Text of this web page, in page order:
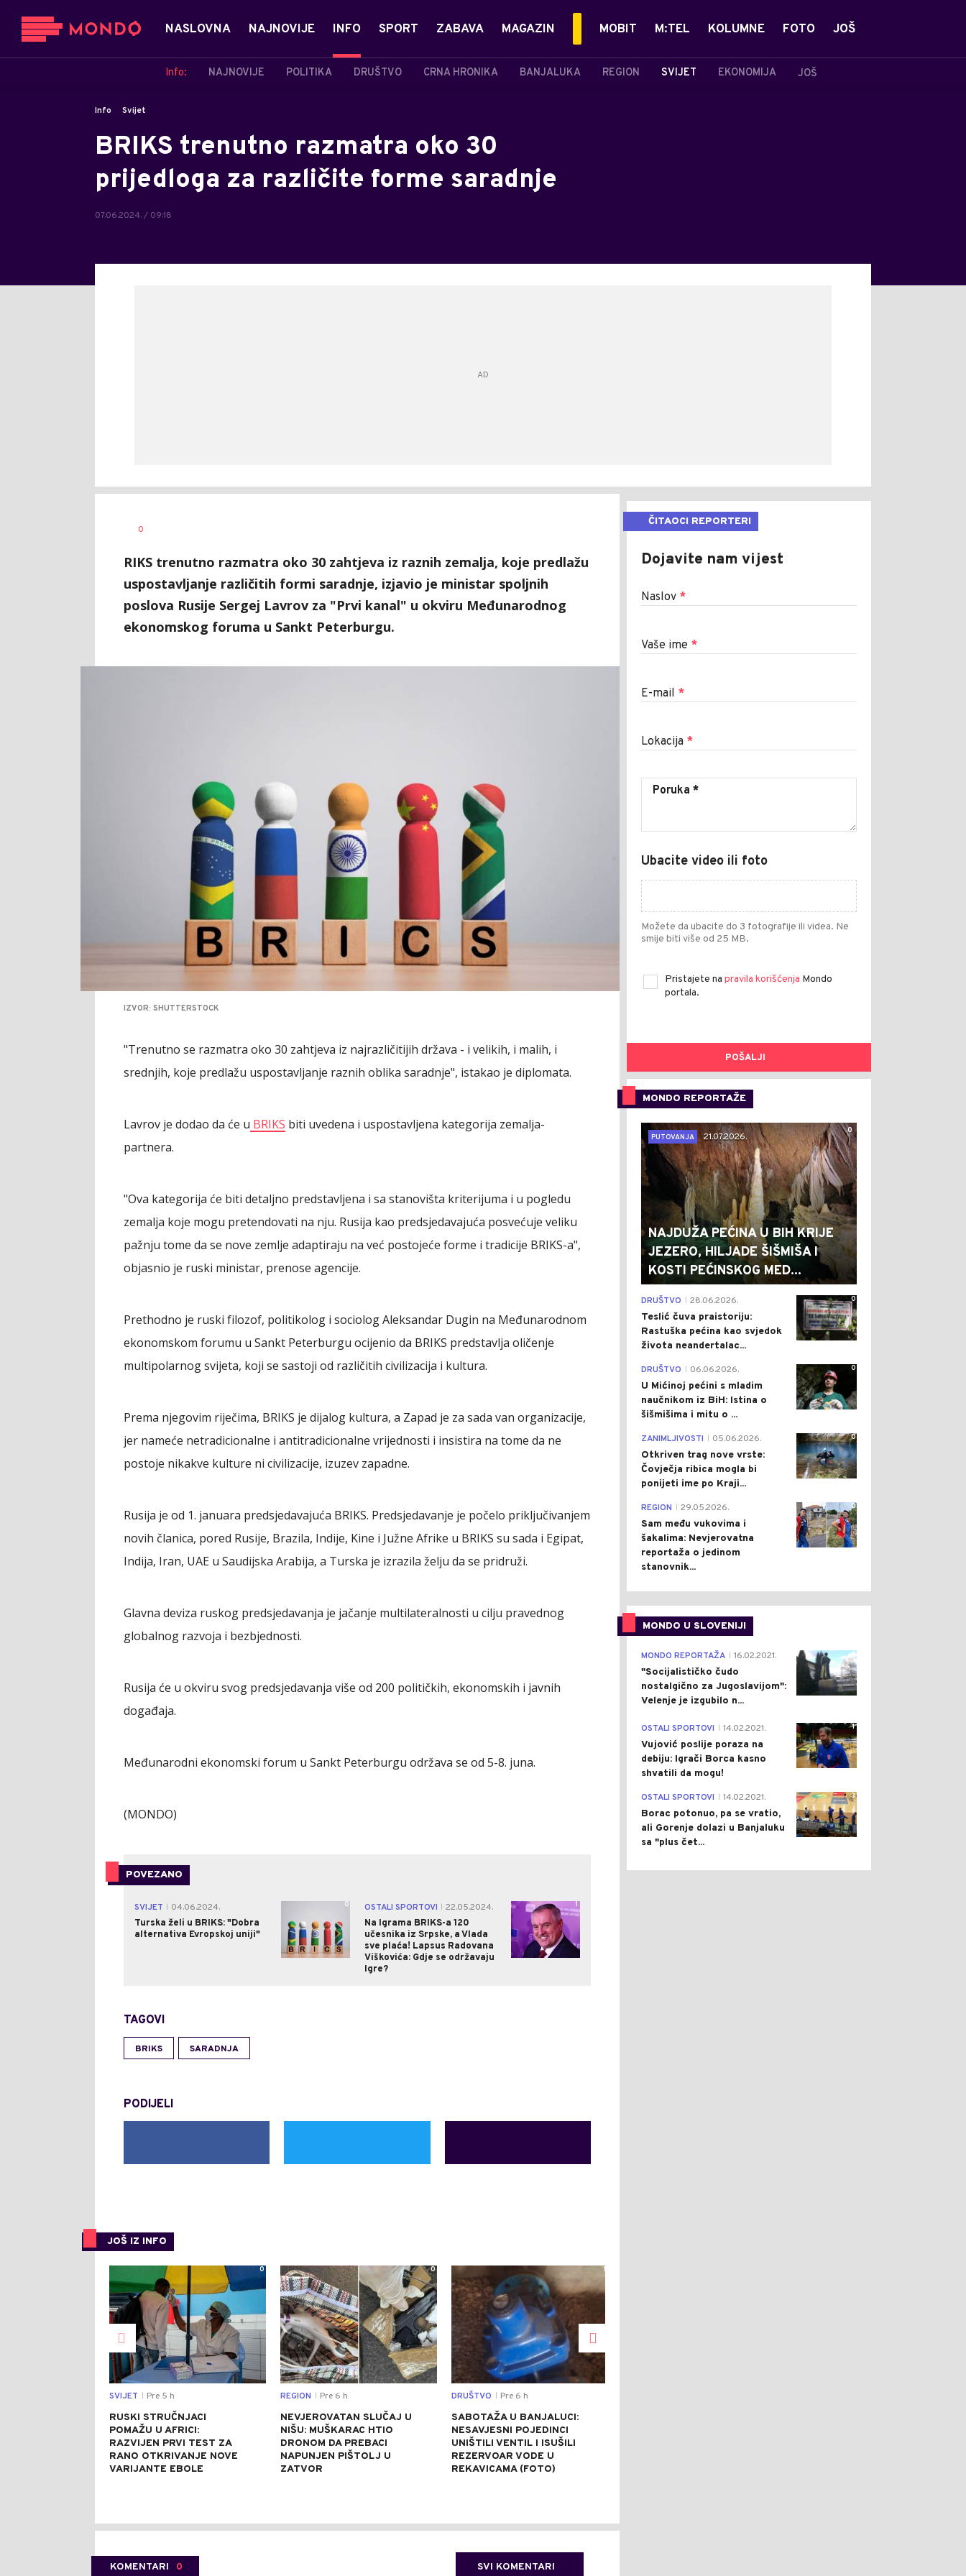
NASLOVNA NAJNOVIJE INFO
Info: NAJNOVIJE POLITIKA DRUŠTVO CRNA HRONIKA BANJALUKA REGION SVIJET EKONOMIJA JOŠ
SPORT ZABAVA MAGAZIN MOBIT M:TEL KOLUMNE FOTO JOŠ
Info Svijet
BRIKS trenutno razmatra oko 30
prijedloga za različite forme saradnje
07.06.2024. / 09:18
AUTOR
0
RIKS trenutno razmatra oko 30 zahtjeva iz raznih zemalja, koje predlažu
uspostavljanje različitih formi saradnje, izjavio je ministar spoljnih
poslova Rusije Sergej Lavrov za "Prvi kanal" u okviru Međunarodnog
ekonomskog foruma u Sankt Peterburgu.
IZVOR: SHUTTERSTOCK
"Trenutno se razmatra oko 30 zahtjeva iz najrazličitijih država - i velikih, i malih, i
srednjih, koje predlažu uspostavljanje raznih oblika saradnje", istakao je diplomata.
Lavrov je dodao da će u BRIKS biti uvedena i uspostavljena kategorija zemalja-
partnera.
"Ova kategorija će biti detaljno predstavljena i sa stanovišta kriterijuma i u pogledu
zemalja koje mogu pretendovati na nju. Rusija kao predsjedavajuća posvećuje veliku
pažnju tome da se nove zemlje adaptiraju na već postojeće forme i tradicije BRIKS-a",
objasnio je ruski ministar, prenose agencije.
Prethodno je ruski filozof, politikolog i sociolog Aleksandar Dugin na Međunarodnom
ekonomskom forumu u Sankt Peterburgu ocijenio da BRIKS predstavlja oličenje
multipolarnog svijeta, koji se sastoji od različitih civilizacija i kultura.
Prema njegovim riječima, BRIKS je dijalog kultura, a Zapad je za sada van organizacije,
jer nameće netradicionalne i antitradicionalne vrijednosti i insistira na tome da ne
postoje nikakve kulture ni civilizacije, izuzev zapadne.
Rusija je od 1. januara predsjedavajuća BRIKS. Predsjedavanje je počelo priključivanjem
novih članica, pored Rusije, Brazila, Indije, Kine i Јužne Afrike u BRIKS su sada i Egipat,
Indija, Iran, UAE u Saudijska Arabija, a Turska je izrazila želju da se pridruži.
Glavna deviza ruskog predsjedavanja je jačanje multilateralnosti u cilju pravednog
globalnog razvoja i bezbjednosti.
Rusija će u okviru svog predsjedavanja više od 200 političkih, ekonomskih i javnih
događaja.
Međunarodni ekonomski forum u Sankt Peterburgu održava se od 5-8. juna.
(MONDO)
POVEZANO
SVIJET
04.06.2024.
Turska želi u BRIKS: "Dobra
alternativa Evropskoj uniji"
0 OSTALI SPORTOVI
22.05.2024.
Na Igrama BRIKS-a 120
učesnika iz Srpske, a Vlada
sve plaća! Lapsus Radovana
Viškovića: Gdje se održavaju
Igre?
1
TAGOVI
BRIKS SARADNJA
PODIJELI
JOŠ IZ INFO
0
SVIJET Pre 5 h
RUSKI STRUČNJACI
POMAŽU U AFRICI:
RAZVIJEN PRVI TEST ZA
RANO OTKRIVANJE NOVE
VARIJANTE EBOLE
0
REGION Pre 6 h
NEVJEROVATAN SLUČAJ U
NIŠU: MUŠKARAC HTIO
DRONOM DA PREBACI
NAPUNJEN PIŠTOLJ U
ZATVOR
1
DRUŠTVO Pre 6 h
SABOTAŽA U BANJALUCI:
NESAVJESNI POJEDINCI
UNIŠTILI VENTIL I ISUŠILI
REZERVOAR VODE U
REKAVICAMA (FOTO)
KOMENTARI 0 SVI KOMENTARI
ČITAOCI REPORTERI
Dojavite nam vijest
Naslov *
Vaše ime *
E-mail *
Lokacija *
Ubacite video ili foto
Možete da ubacite do 3 fotografije ili videa. Ne
smije biti više od 25 MB.
Pristajete na pravila korišćenja Mondo
portala.
POŠALJI
MONDO REPORTAŽE
0
PUTOVANJA
21.07.2026.
NAJDUŽA PEĆINA U BIH KRIJE
JEZERO, HILJADE ŠIŠMIŠA I
KOSTI PEĆINSKOG MED...
0
DRUŠTVO 28.06.2026.
Teslić čuva praistoriju:
Rastuška pećina kao svjedok
života neandertalac...
0
DRUŠTVO 06.06.2026.
U Mićinoj pećini s mladim
naučnikom iz BiH: Istina o
šišmišima i mitu o ...
0
ZANIMLJIVOSTI 05.06.2026.
Otkriven trag nove vrste:
Čovječja ribica mogla bi
ponijeti ime po Kraji...
0
REGION 29.05.2026.
Sam među vukovima i
šakalima: Nevjerovatna
reportaža o jedinom
stanovnik...
MONDO U SLOVENIJI
4
MONDO REPORTAŽA 16.02.2021.
"Socijalističko čudo
nostalgično za Jugoslavijom":
Velenje je izgubilo n...
1
OSTALI SPORTOVI 14.02.2021.
Vujović poslije poraza na
debiju: Igrači Borca kasno
shvatili da mogu!
3
OSTALI SPORTOVI 14.02.2021.
Borac potonuo, pa se vratio,
ali Gorenje dolazi u Banjaluku
sa "plus čet...